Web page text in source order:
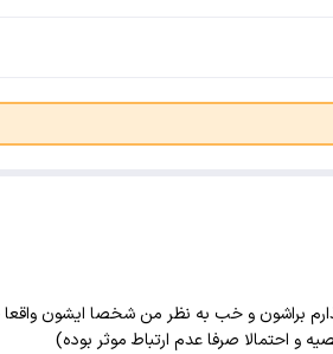
براشون و خب به نظر من شخصا ایشون واقعا
و احتمالا صرفا عدم ارتباط موثر بوده)